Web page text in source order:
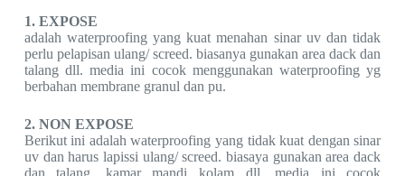
1. EXPOSE
adalah waterproofing yang kuat menahan sinar uv dan tidak
perlu pelapisan ulang/ screed. biasanya gunakan area dack dan
talang dll. media ini cocok menggunakan waterproofing yg
berbahan membrane granul dan pu.
2. NON EXPOSE
Berikut ini adalah waterproofing yang tidak kuat dengan sinar
uv dan harus lapissi ulang/ screed. biasaya gunakan area dack
dan talang, kamar mandi kolam dll. media ini cocok